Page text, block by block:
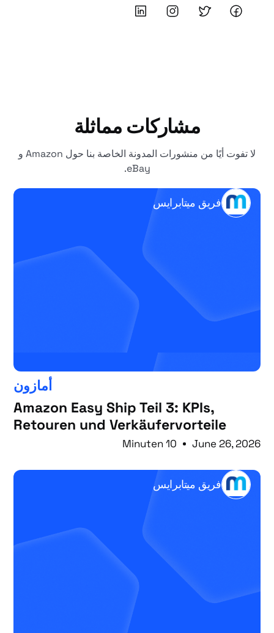
مشاركات مماثلة
لا تفوت أيًا من منشورات المدونة الخاصة بنا حول Amazon و
eBay.
فريق ميتابرايس
أمازون
Amazon Easy Ship Teil 3: KPIs,
Retouren und Verkäufervorteile
June 26, 2026
10 Minuten
فريق ميتابرايس